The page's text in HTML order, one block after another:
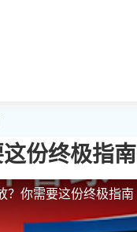
份终极指南
？你需要这份终极指南